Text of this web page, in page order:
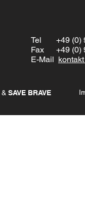
Tel
+49 (0)
Fax +49 (0)
E-Mail
& SAVE BRAVE